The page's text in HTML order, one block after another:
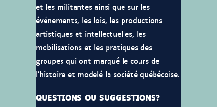
et les militantes ainsi que sur les
événements, les lois, les productions
artistiques et intellectuelles, les
mobilisations et les pratiques des
groupes qui ont marqué le cours de
l’histoire et modelé la société québécoise.
QUESTIONS OU SUGGESTIONS?